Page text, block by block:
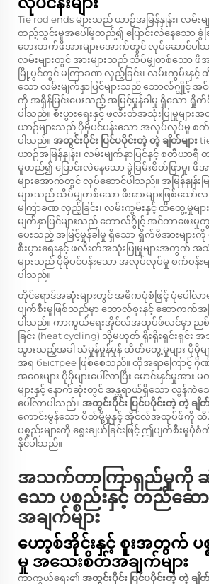
Tie rod ends များသည် ယာဉ်အမြန်နှုန်း၊ လမ်း
ထည့်သွင်းမှုအပေါ်မူတည်၍ ပြောင်းလဲနေသော ခွဲခြ
ဘေးဘက်ဖိအားများအောက်တွင် လုပ်ဆောင်ပါသ
လမ်းများတွင် အားများသည် သိပ်မျှတစ်သော ဖိအ
မြို့ပွင်တွင် မကြာခဏ လှည့်ခြင်း၊ လမ်းကွမ်းနှင့်
သော လမ်းမျက်နှာပြင်များသည် ဘောလ်ဂျွိုင့် အ
ကို အရှိန်မြင်းပေးသည့် အမြင့်မှုန်ခါမှု ရှိသော ရှိုက်ဖိ
ပါသည်။ စီးပွားရေးနှင့် ဖလီးတ်အသုံးပြုမှုမျ
ယာဉ်များသည် ပိုမိုပင်ပန်းသော အလုပ်လုပ်မှု စက်
ပါသည်။ အတွင်းပိုင်း ပြင်ပပိုင်းတဲ့ တဲ့ ချိတ်များ
ယာဉ်အမြန်နှုန်း၊ လမ်းမျက်နှာပြင်နှင့် စတီယာ
မူတည်၍ ပြောင်းလဲနေသော ခွဲခြမ်းစိတ်ဖြာမှု၊
များအောက်တွင် လုပ်ဆောင်ပါသည်။ အမြန်နှုန်းမ
များသည် သိပ်မျှတစ်သော ဖိအားများဖြစ်သော်
မကြာခဏ လှည့်ခြင်း၊ လမ်းကွမ်းနှင့် ထိတွေ့မှုမျာ
မျက်နှာပြင်များသည် ဘောလ်ဂွိုင့် အင်တာဖေးမှုတွ
ပေးသည့် အမြင့်မှုန်ခါမှု ရှိသော ရှိုက်ဖိအားများကို
စီးပွားရေးနှင့် ဖလီးတ်အသုံးပြုမှုများအတွက်
များသည် ပိုမိုပင်ပန်းသော အလုပ်လုပ်မှု စက်ဝန်းမ
ပါသည်။
တိုင်ရောဒ်အဆုံးများတွင် အဓိကပုံစံဖြင့် ပုံပေါ်လ
ပျက်စီးမှုဖြစ်သည်မှာ ဘောလ်စူးနှင့် ဆောကက်အက
ပါသည်။ ကာကွယ်ရေးအိုင်လ်အထုပ်ဖ်လင်မှာ ညစ်ည
ခြင်း (heat cycling) သို့မဟုတ် ရိုးရိုးရှင်းရှင်း အ
သွားသည့်အခါ သံမှုန်မှုန်မှုန် ထိတ်တွေ့မှုများ ပိုမိုမျာ
အရ быстрее ဖြစ်စေသည်။ ထိုအရာကြောင့်
အဝေးများ ပိုမိုများပေါ်လာပြီး မောင်းနှင်မှုအား
များနှင့် နောက်ဆုံးတွင် အန္တရာယ်ရှိသော လွန်ကဲသော
ပေါ်လာပါသည်။ အတွင်းပိုင်း ပြင်ပပိုင်းတဲ့ တဲ့ ချိတ်
ကောင်းမွန်သော ပိတ်မို့မှုနှင့် အိုင်လ်အထုပ်ဖ်ကို ထိ
ပစ္စည်းများကို ရွေးချယ်ခြင်းဖြင့် ဤပျက်စီးမှု
နိုင်ပါသည်။
အသက်တာကြာရှည်မှုကို ဆုံ
သော ပစ္စည်းနှင့် တည်ဆေ
အချက်များ
ဟော့စ်အိုင်းနှင့် စူးအတွက် ပ
မှု အသေးစိတ်အချက်များ
ကာကွယ်ရေး၏ အတွင်းပိုင်း ပြင်ပပိုင်းတဲ့ တဲ့ ချိတ်